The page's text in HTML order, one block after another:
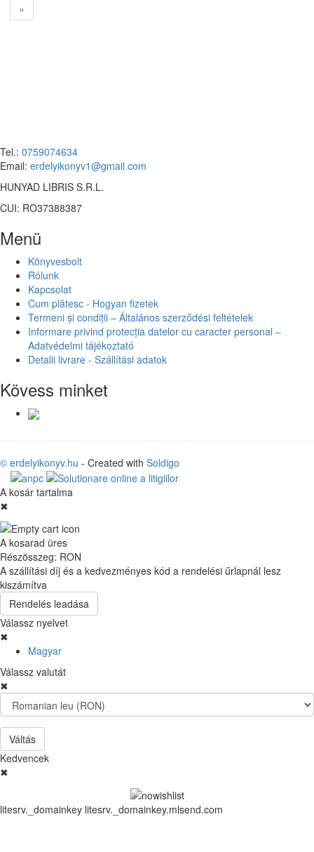
»
Tel.: 0759074634
Email: erdelyikonyv1@gmail.com
HUNYAD LIBRIS S.R.L.
CUI: RO37388387
Menü
Könyvesbolt
Rólunk
Kapcsolat
Cum plătesc - Hogyan fizetek
Termeni și condiții – Általános szerződési feltételek
Informare privind protecția datelor cu caracter personal –
Adatvédelmi tájékoztató
Detalii livrare - Szállítási adatok
Kövess minket
© erdelyikonyv.hu - Created with Soldigo
A kosár tartalma
✖
A kosarad üres
Részösszeg: RON
A szállítási díj és a kedvezményes kód a rendelési űrlapnál lesz
kiszámítva
Rendelés leadása
Válassz nyelvet
✖
Magyar
Válassz valutát
✖
Váltás
Kedvencek
✖
litesrv._domainkey litesrv._domainkey.mlsend.com